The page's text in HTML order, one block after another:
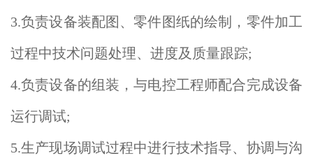
3.负责设备装配图、零件图纸的绘制，零件加工
过程中技术问题处理、进度及质量跟踪;
4.负责设备的组装，与电控工程师配合完成设备
运行调试;
5.生产现场调试过程中进行技术指导、协调与沟